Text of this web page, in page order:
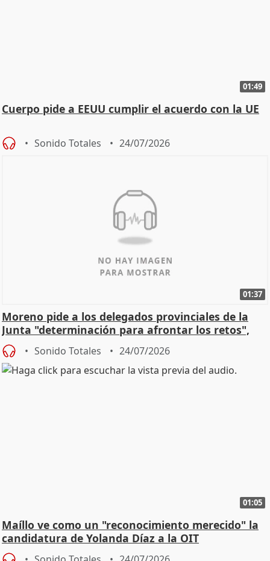
01:49
Cuerpo pide a EEUU cumplir el acuerdo con la UE
Sonido Totales 24/07/2026
01:37
Moreno pide a los delegados provinciales de la
Junta "determinación para afrontar los retos",
diálog
Sonido Totales 24/07/2026
01:05
Maíllo ve como un "reconocimiento merecido" la
candidatura de Yolanda Díaz a la OIT